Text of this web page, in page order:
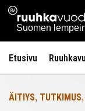
Siirry
sisältöön
Ruuhkavuodet.fi
Suomen
Etusivu
Etusivulle
ÄITIYS, TUTKIMUS,